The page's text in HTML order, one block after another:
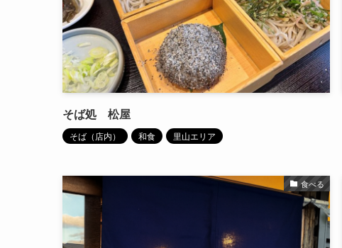
そば処 松屋
そば（店内） 和食 里山エリア
食べる